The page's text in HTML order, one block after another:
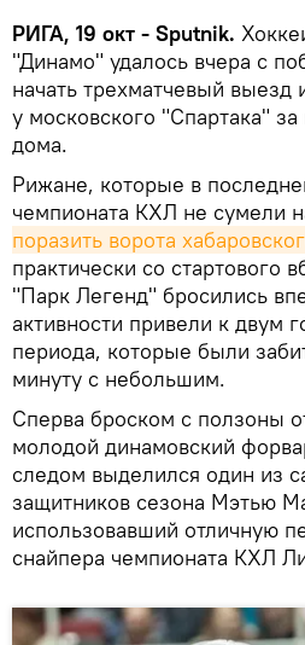
РИГА, 19 окт - Sputnik.
"Динамо" удалось вчера с
начать трехматчевый выезд
у московского "Спартака"
дома.
Рижане, которые в
чемпионата КХЛ не сумели
поразить ворота
практически со стартового
"Парк Легенд" бросились
активности привели к двум
периода, которые были
минуту с небольшим.
Сперва броском с ползоны
молодой динамовский
следом выделился один из
защитников сезона Мэтью
использовавший отличную
снайпера чемпионата КХЛ